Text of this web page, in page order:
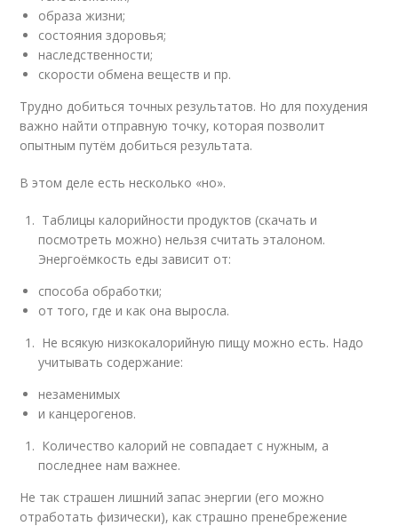
образа жизни;
состояния здоровья;
наследственности;
скорости обмена веществ и пр.
Трудно добиться точных результатов. Но для похудения
важно найти отправную точку, которая позволит
опытным путём добиться результата.
В этом деле есть несколько «но».
Таблицы калорийности продуктов (скачать и
посмотреть можно) нельзя считать эталоном.
Энергоёмкость еды зависит от:
способа обработки;
от того, где и как она выросла.
Не всякую низкокалорийную пищу можно есть. Надо
учитывать содержание:
незаменимых
и канцерогенов.
Количество калорий не совпадает с нужным, а
последнее нам важнее.
Не так страшен лишний запас энергии (его можно
отработать физически), как страшно пренебрежение